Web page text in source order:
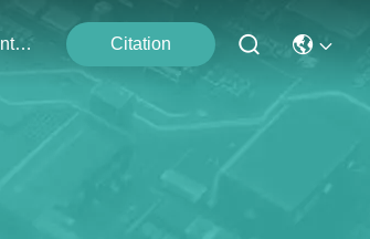
Nous Contacter Citation